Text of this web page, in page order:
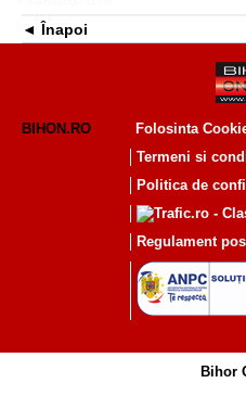
Înapoi
BIHON.RO
Folosinta
Termeni si
Politica de
Regulament
Bihor